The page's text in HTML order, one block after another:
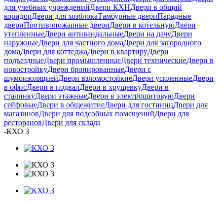
для учебных учрежденийДвери КХНДвери в общий
коридорДвери для хозблокаТамбурные двериПарадные
двериПротивопожарные двериДвери в котельнуюДвери
утепленныеДвери антивандальныеДвери на дачуДвери
наружныеДвери для частного домаДвери для загородного
домаДвери для коттеджаДвери в квартируДвери
подъездныеДвери промышленныеДвери техническиеДвери в
новостройкуДвери бронированныеДвери с
шумоизоляциейДвери взломостойкиеДвери усиленныеДвери
в офисДвери в подвалДвери в хрущевкуДвери в
сталинкуДвери этажныеДвери в электрощитовуюДвери
сейфовыеДвери в общежитиеДвери для гостиницДвери для
магазиновДвери для подсобных помещенийДвери для
ресторановДвери для склада
-КХО 3